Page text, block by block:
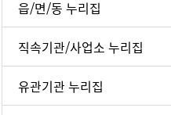
읍/면/동 누리집
직속기관/사업소 누리집
유관기관 누리집